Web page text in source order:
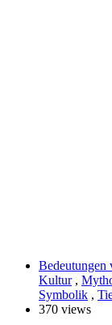
Bedeutungen
Kultur,
Symbolik ,
370 views